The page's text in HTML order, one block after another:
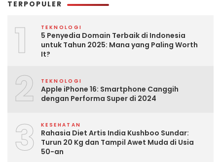
TERPOPULER
1 TEKNOLOGI
5 Penyedia Domain Terbaik di Indonesia
untuk Tahun 2025: Mana yang Paling Worth
It?
2 TEKNOLOGI
Apple iPhone 16: Smartphone Canggih
dengan Performa Super di 2024
3 KESEHATAN
Rahasia Diet Artis India Kushboo Sundar:
Turun 20 Kg dan Tampil Awet Muda di Usia
50-an